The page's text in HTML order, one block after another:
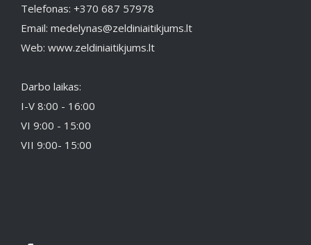
Telefonas: +370 687 57978
Email: medelynas@zeldiniaitikjums.lt
Web: www.zeldiniaitikjums.lt
Darbo laikas:
I-V 8:00 - 16:00
VI 9:00 - 15:00
VII 9:00- 15:00